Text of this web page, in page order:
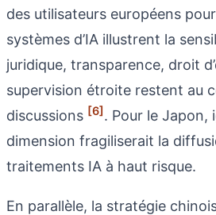
des utilisateurs européens
systèmes d’IA illustrent la
juridique, transparence, droit
supervision étroite restent au
discussions [6]. Pour le Japon,
dimension fragiliserait la
traitements IA à haut risque.
En parallèle, la stratégie